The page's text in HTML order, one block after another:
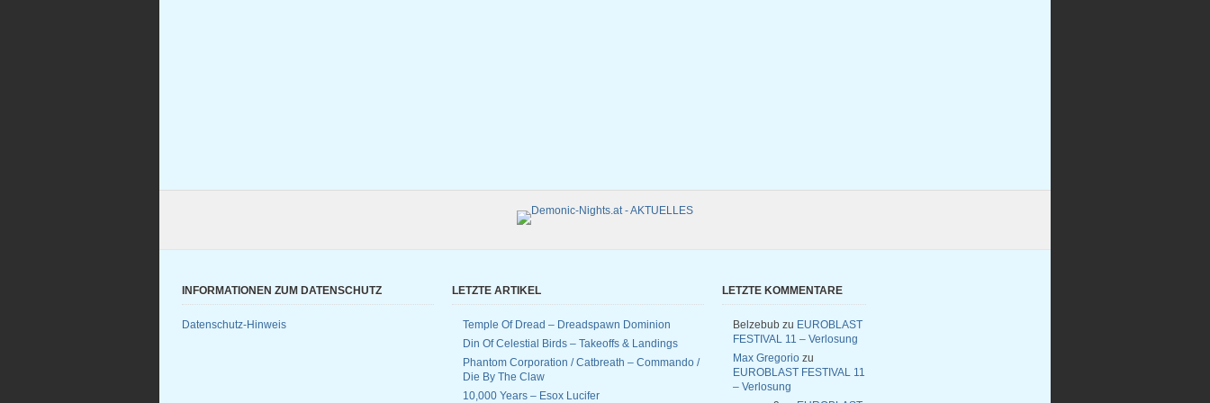
INFORMATIONEN ZUM DATENSCHUTZ
Datenschutz-Hinweis
LETZTE ARTIKEL
Temple Of Dread – Dreadspawn Dominion
Din Of Celestial Birds – Takeoffs & Landings
Phantom Corporation / Catbreath – Commando /
Die By The Claw
10,000 Years – Esox Lucifer
LETZTE KOMMENTARE
Belzebub zu EUROBLAST
FESTIVAL 11 – Verlosung
Max Gregorio zu
EUROBLAST FESTIVAL 11
– Verlosung